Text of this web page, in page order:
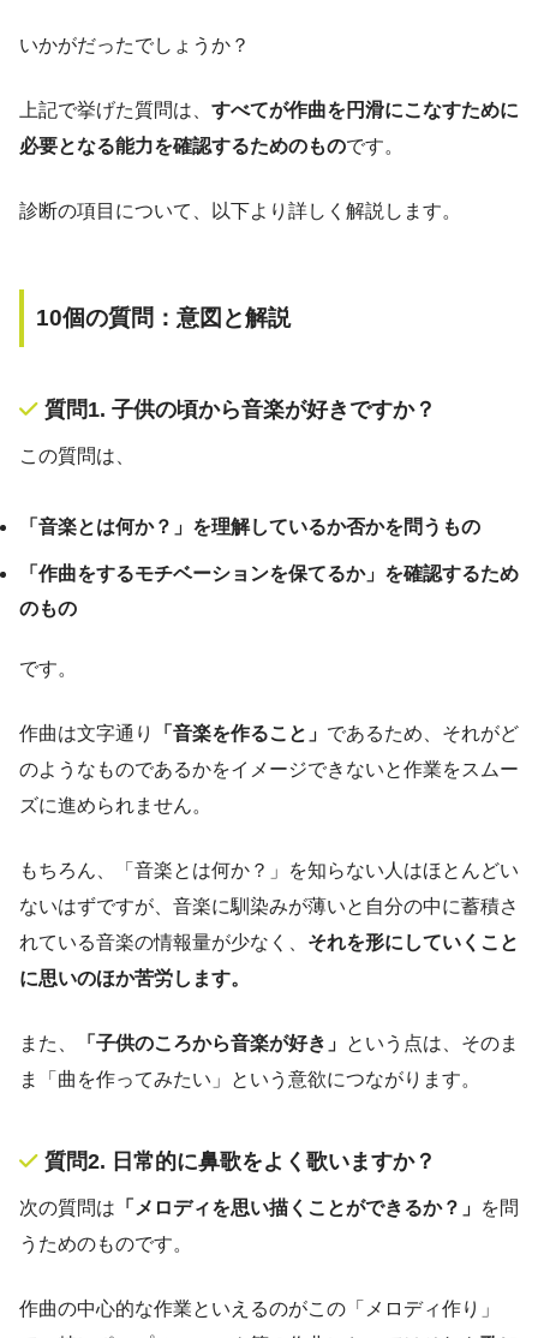
いかがだったでしょうか？
上記で挙げた質問は、 すべてが作曲を円滑にこなすために
必要となる能力を確認するためのものです。
診断の項目について、以下より詳しく解説します。
10個の質問：意図と解説
質問1. 子供の頃から音楽が好きですか？
この質問は、
「音楽とは何か？」を理解しているか否かを問うもの
「作曲をするモチベーションを保てるか」を確認するため
のもの
です。
作曲は文字通り 「音楽を作ること」 であるため、それがど
のようなものであるかをイメージできないと作業をスムー
ズに進められません。
もちろん、「音楽とは何か？」を知らない人はほとんどい
ないはずですが、音楽に馴染みが薄いと自分の中に蓄積さ
れている音楽の情報量が少なく、 それを形にしていくこと
に思いのほか苦労します。
また、 「子供のころから音楽が好き」 という点は、そのま
ま「曲を作ってみたい」という意欲につながります。
質問2. 日常的に鼻歌をよく歌いますか？
次の質問は 「メロディを思い描くことができるか？」 を問
うためのものです。
作曲の中心的な作業といえるのがこの「メロディ作り」